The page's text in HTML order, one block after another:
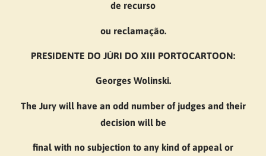
de recurso
ou reclamação.
PRESIDENTE DO JÚRI DO XIII PORTOCARTOON:
Georges Wolinski.
The Jury will have an odd number of judges and their
decision will be
final with no subjection to any kind of appeal or